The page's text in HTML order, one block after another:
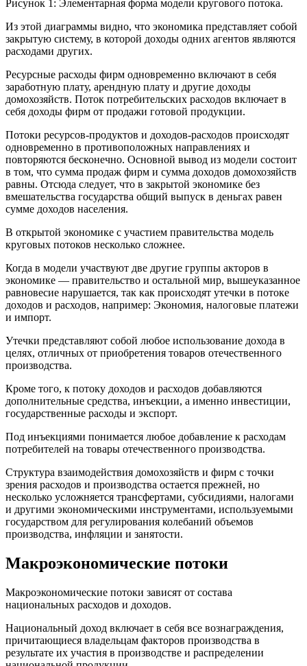
Рисунок 1: Элементарная форма модели кругового потока.
Из этой диаграммы видно, что экономика представляет собой
закрытую систему, в которой доходы одних агентов являются
расходами других.
Ресурсные расходы фирм одновременно включают в себя
заработную плату, арендную плату и другие доходы
домохозяйств. Поток потребительских расходов включает в
себя доходы фирм от продажи готовой продукции.
Потоки ресурсов-продуктов и доходов-расходов происходят
одновременно в противоположных направлениях и
повторяются бесконечно. Основной вывод из модели состоит
в том, что сумма продаж фирм и сумма доходов домохозяйств
равны. Отсюда следует, что в закрытой экономике без
вмешательства государства общий выпуск в деньгах равен
сумме доходов населения.
В открытой экономике с участием правительства модель
круговых потоков несколько сложнее.
Когда в модели участвуют две другие группы акторов в
экономике — правительство и остальной мир, вышеуказанное
равновесие нарушается, так как происходят утечки в потоке
доходов и расходов, например: Экономия, налоговые платежи
и импорт.
Утечки представляют собой любое использование дохода в
целях, отличных от приобретения товаров отечественного
производства.
Кроме того, к потоку доходов и расходов добавляются
дополнительные средства, инъекции, а именно инвестиции,
государственные расходы и экспорт.
Под инъекциями понимается любое добавление к расходам
потребителей на товары отечественного производства.
Структура взаимодействия домохозяйств и фирм с точки
зрения расходов и производства остается прежней, но
несколько усложняется трансфертами, субсидиями, налогами
и другими экономическими инструментами, используемыми
государством для регулирования колебаний объемов
производства, инфляции и занятости.
Макроэкономические потоки
Макроэкономические потоки зависят от состава
национальных расходов и доходов.
Национальный доход включает в себя все вознаграждения,
причитающиеся владельцам факторов производства в
результате их участия в производстве и распределении